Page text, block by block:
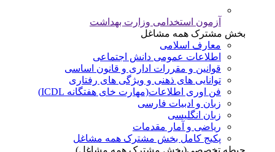
آزمون استخدامی وزارت بهداشت
بخش مشترک همه مشاغل
معارف اسلامی
اطلاعات عمومی دانش اجتماعی
قوانین و مقررات اداری و قانون اساسی
توانایی های ذهنی و ویژگی های رفتاری
فن اوری اطلاعات(مهارت خای هفتگانه ICDL)
زبان و ادبیات فارسی
زبان انگلیسی
ریاضی و آمار مقدمات
پکیج کامل بخش مشترک همه مشاغل
حیطه تخصصی(بخش مشترک همه مشاغل)